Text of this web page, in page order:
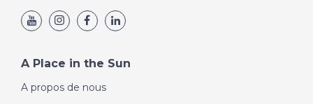
A Place in the Sun
A propos de nous